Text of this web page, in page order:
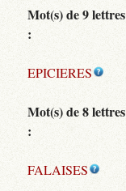
Mot(s) de 9 lettres
:
EPICIERES
Mot(s) de 8 lettres
:
FALAISES